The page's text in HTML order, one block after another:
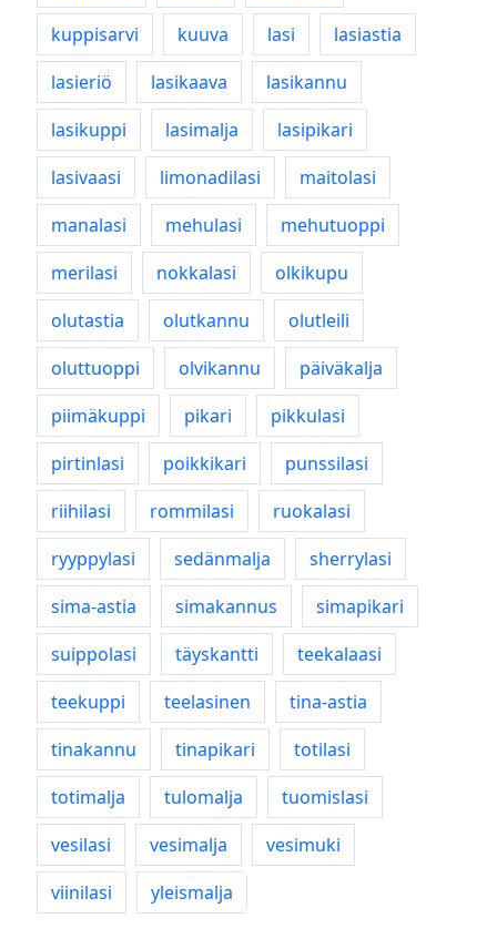
kuppisarvi
kuuva lasi
lasiastia
lasieriö
lasikaava
lasikannu
lasikuppi
lasimalja
lasipikari
lasivaasi
limonadilasi
maitolasi
manalasi
mehulasi
mehutuoppi
merilasi
nokkalasi
olkikupu
olutastia
olutkannu
olutleili
oluttuoppi
olvikannu
päiväkalja
piimäkuppi
pikari
pikkulasi
pirtinlasi
poikkikari
punssilasi
riihilasi
rommilasi
ruokalasi
ryyppylasi
sedänmalja
sherrylasi
sima-astia
simakannus
simapikari
suippolasi
täyskantti
teekalaasi
teekuppi
teelasinen
tina-astia
tinakannu
tinapikari
totilasi
totimalja
tulomalja
tuomislasi
vesilasi
vesimalja
vesimuki
viinilasi
yleismalja